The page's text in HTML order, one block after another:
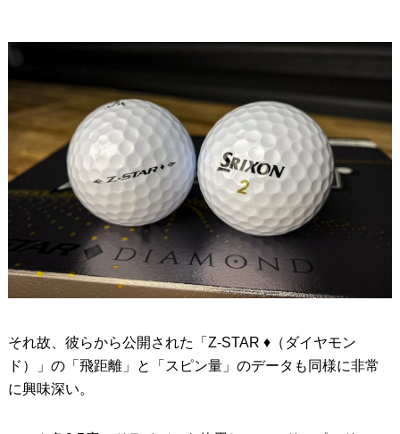
それ故、彼らから公開された「Z-STAR ♦︎（ダイヤモン
ド）」の「飛距離」と「スピン量」のデータも同様に非常
に興味深い。